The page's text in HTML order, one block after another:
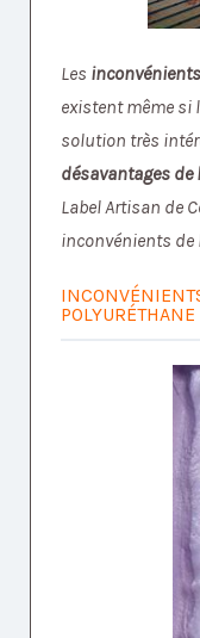
Les
existent même si
solution très
désavantages
Label Artisan de
inconvénients de